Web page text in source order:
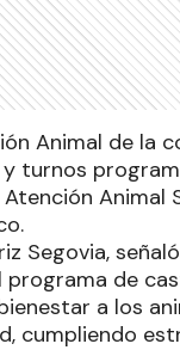
Animal de la
turnos
Animal
Segovia,
de
a los
cumpliendo